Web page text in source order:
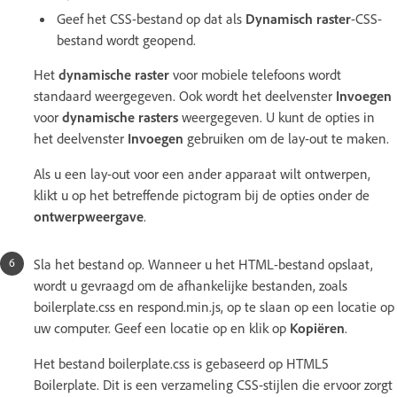
Geef het CSS-bestand op dat als Dynamisch raster-CSS-
bestand wordt geopend.
Het dynamische raster voor mobiele telefoons wordt
standaard weergegeven. Ook wordt het deelvenster Invoegen
voor dynamische rasters weergegeven. U kunt de opties in
het deelvenster Invoegen gebruiken om de lay-out te maken.
Als u een lay-out voor een ander apparaat wilt ontwerpen,
klikt u op het betreffende pictogram bij de opties onder de
ontwerpweergave.
Sla het bestand op. Wanneer u het HTML-bestand opslaat,
wordt u gevraagd om de afhankelijke bestanden, zoals
boilerplate.css en respond.min.js, op te slaan op een locatie op
uw computer. Geef een locatie op en klik op Kopiëren.
Het bestand boilerplate.css is gebaseerd op HTML5
Boilerplate. Dit is een verzameling CSS-stijlen die ervoor zorgt